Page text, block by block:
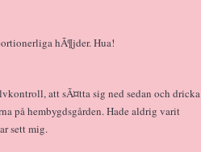
hÃ¶jder. Hua!
att sÃ¤tta sig ned sedan och dricka
på hembygdsgården. Hade aldrig varit
sett mig.